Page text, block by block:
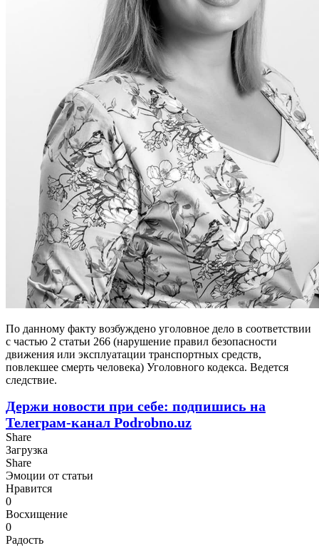
По данному факту возбуждено уголовное дело в соответствии
с частью 2 статьи 266 (нарушение правил безопасности
движения или эксплуатации транспортных средств,
повлекшее смерть человека) Уголовного кодекса. Ведется
следствие.
Держи новости при себе: подпишись на
Телеграм-канал Podrobno.uz
Share
Загрузка
Share
Эмоции от статьи
Нравится
0
Восхищение
0
Радость